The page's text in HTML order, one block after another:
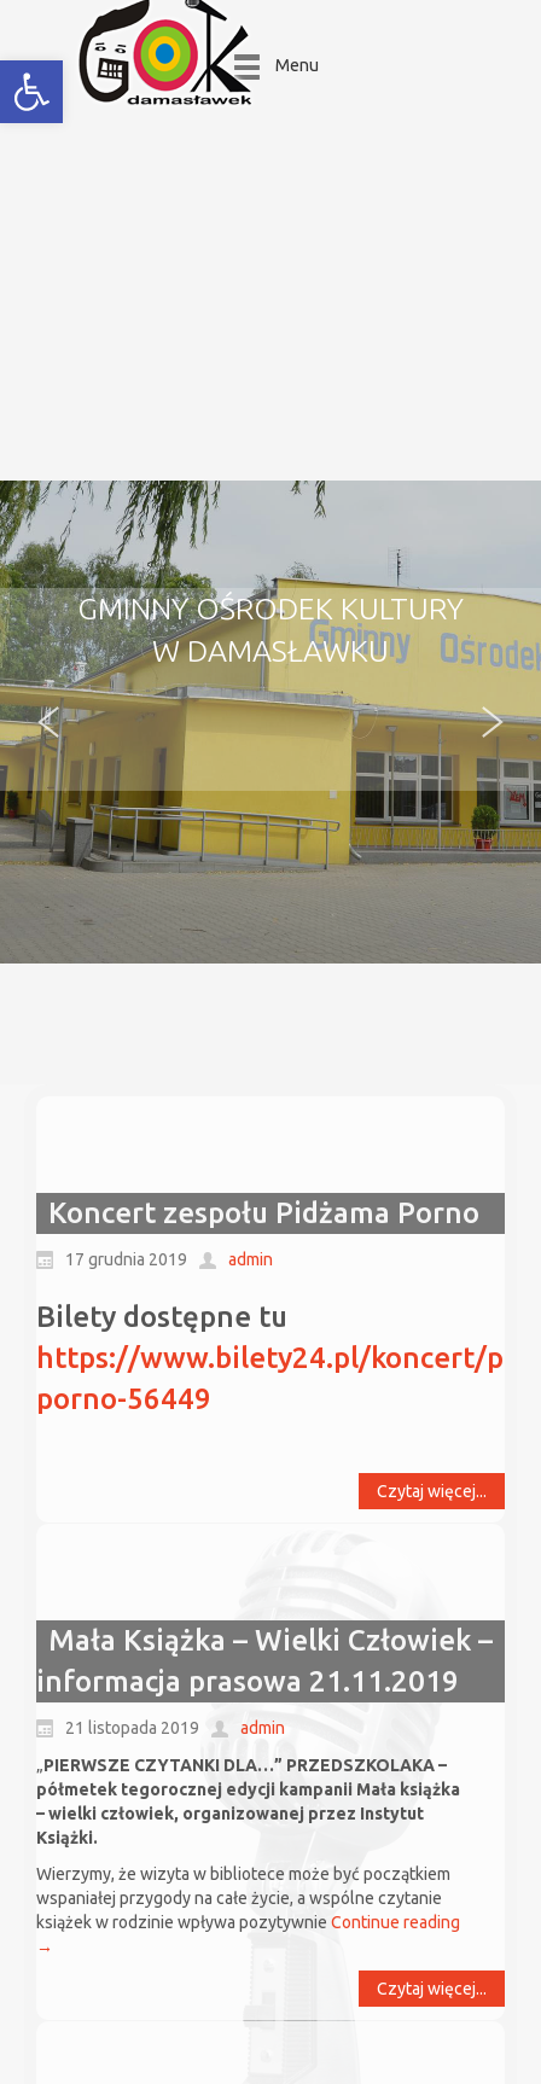
Open toolbar Menu
GMINNY OŚRODEK KULTURY
W DAMASŁAWKU
Koncert zespołu Pidżama Porno
17 grudnia 2019 admin
Bilety dostępne tu
https://www.bilety24.pl/koncert/
porno-56449
Czytaj więcej...
Mała Książka – Wielki Człowiek –
informacja prasowa 21.11.2019
21 listopada 2019
admin
„PIERWSZE CZYTANKI DLA…” PRZEDSZKOLAKA –
półmetek tegorocznej edycji kampanii Mała książka
– wielki człowiek, organizowanej przez Instytut
Książki.
Wierzymy, że wizyta w bibliotece może być początkiem
wspaniałej przygody na całe życie, a wspólne czytanie
książek w rodzinie wpływa pozytywnie Continue reading
→
Czytaj więcej...